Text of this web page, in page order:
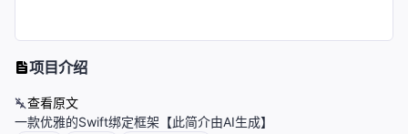
项目介绍
查看原文
一款优雅的Swift绑定框架【此简介由AI生成】